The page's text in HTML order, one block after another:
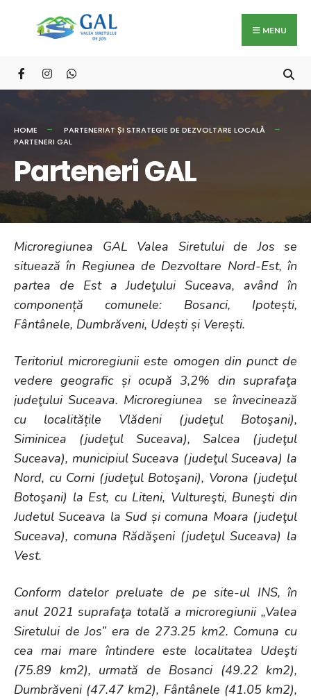
MENU
HOME
PARTENERIAT ȘI STRATEGIE DE DEZVOLTARE LOCALĂ
PARTENERI GAL
Parteneri GAL
Microregiunea GAL Valea Siretului de Jos se
situează în Regiunea de Dezvoltare Nord-Est, în
partea de Est a Judeţului Suceava, având în
componență comunele: Bosanci, Ipotești,
Fântânele, Dumbrăveni, Udești și Verești.
Teritoriul microregiunii este omogen din punct de
vedere geografic și ocupă 3,2% din suprafaţa
judeţului Suceava. Microregiunea se învecinează
cu localitățile Vlădeni (judeţul Botoşani),
Siminicea (judeţul Suceava), Salcea (judeţul
Suceava), municipiul Suceava (judeţul Suceava) la
Nord, cu Corni (judeţul Botoşani), Vorona (judeţul
Botoşani) la Est, cu Liteni, Vultureşti, Buneşti din
Judetul Suceava la Sud și comuna Moara (judeţul
Suceava), comuna Rădăşeni (judeţul Suceava) la
Vest.
Conform datelor preluate de pe site-ul INS, în
anul 2021 suprafaţa totală a microregiunii „Valea
Siretului de Jos” era de 273.25 km2. Comuna cu
cea mai mare întindere este localitatea Udeşti
(75.89 km2), urmată de Bosanci (49.22 km2),
Dumbrăveni (47.47 km2), Fântânele (41.05 km2),
for: